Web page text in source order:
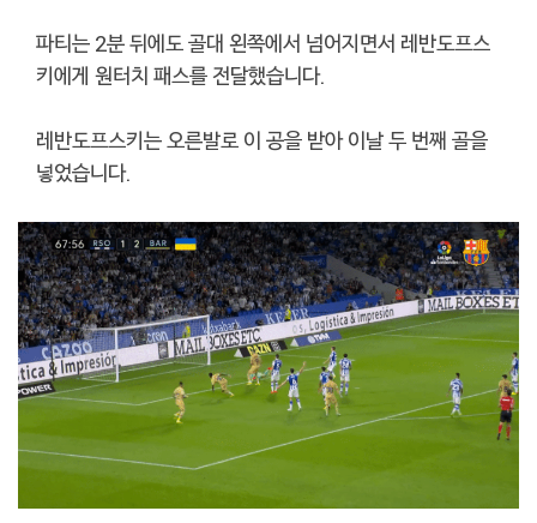
파티는 2분 뒤에도 골대 왼쪽에서 넘어지면서 레반도프스
키에게 원터치 패스를 전달했습니다.
레반도프스키는 오른발로 이 공을 받아 이날 두 번째 골을
넣었습니다.